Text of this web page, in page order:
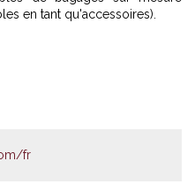
en tant qu'accessoires).
fr